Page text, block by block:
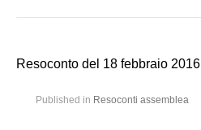
Resoconto del 18 febbraio 2016
Published in Resoconti assemblea